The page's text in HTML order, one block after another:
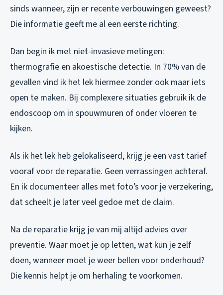
sinds wanneer, zijn er recente verbouwingen geweest?
Die informatie geeft me al een eerste richting.
Dan begin ik met niet-invasieve metingen:
thermografie en akoestische detectie. In 70% van de
gevallen vind ik het lek hiermee zonder ook maar iets
open te maken. Bij complexere situaties gebruik ik de
endoscoop om in spouwmuren of onder vloeren te
kijken.
Als ik het lek heb gelokaliseerd, krijg je een vast tarief
vooraf voor de reparatie. Geen verrassingen achteraf.
En ik documenteer alles met foto’s voor je verzekering,
dat scheelt je later veel gedoe met de claim.
Na de reparatie krijg je van mij altijd advies over
preventie. Waar moet je op letten, wat kun je zelf
doen, wanneer moet je weer bellen voor onderhoud?
Die kennis helpt je om herhaling te voorkomen.